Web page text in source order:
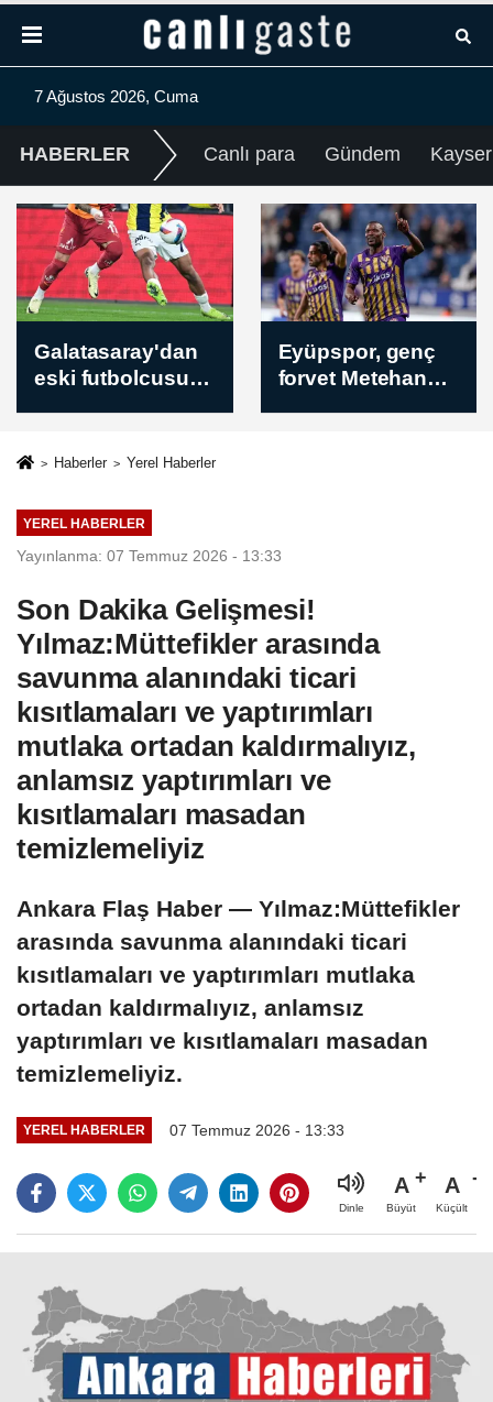
7 Ağustos 2026, Cuma
HABERLER Canlı para Gündem
Eyüpspor, genç
forvet Metehan
Türkiye Karting
Şampiyonası'nın
Haberler Yerel Haberler
YEREL HABERLER
Yayınlanma: 07 Temmuz 2026 - 13:33
Son Dakika Gelişmesi!
Yılmaz:Müttefikler arasında
savunma alanındaki ticari
kısıtlamaları ve yaptırımları
mutlaka ortadan kaldırmalıyız,
anlamsız yaptırımları ve
kısıtlamaları masadan
temizlemeliyiz
Ankara Flaş Haber — Yılmaz:Müttefikler
arasında savunma alanındaki ticari
kısıtlamaları ve yaptırımları mutlaka
ortadan kaldırmalıyız, anlamsız
yaptırımları ve kısıtlamaları masadan
temizlemeliyiz.
YEREL HABERLER 07 Temmuz 2026 - 13:33
Dinle
A
Büyüt
A
Küçült